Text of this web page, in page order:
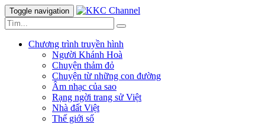
Toggle navigation
Chương trình truyền hình
Người Khánh Hoà
Chuyện thảm đỏ
Chuyện từ những con đường
Âm nhạc của sao
Rạng ngời trang sử Việt
Nhà đất Việt
Thế giới số